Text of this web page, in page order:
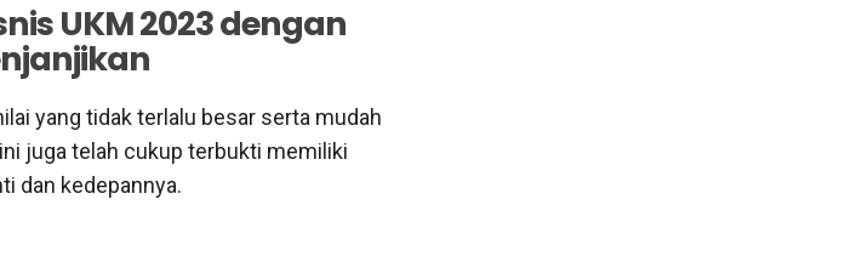
UKM 2023 dengan
yang tidak terlalu besar serta mudah
juga telah cukup terbukti memiliki
dan kedepannya.